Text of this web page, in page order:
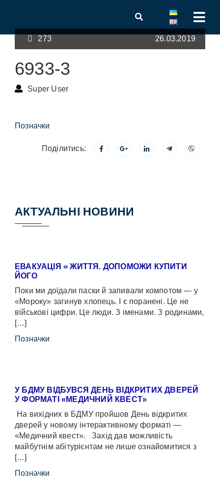
273 26.03.2019
6933-3
Super User
Позначки
Поділитись:
АКТУАЛЬНІ НОВИНИ
ЕВАКУАЦІЯ = ЖИТТЯ. ДОПОМОЖИ КУПИТИ
ЙОГО
Поки ми доїдали паски й запивали компотом — у
«Мороку» загинув хлопець. І є поранені. Це не
військові цифри. Це люди. З іменами. З родинами,
[…]
Позначки
У БДМУ ВІДБУВСЯ ДЕНЬ ВІДКРИТИХ ДВЕРЕЙ
У ФОРМАТІ «МЕДИЧНИЙ КВЕСТ»
На вихідних в БДМУ пройшов День відкритих
дверей у новому інтерактивному форматі —
«Медичний квест». Захід дав можливість
майбутнім абітурієнтам не лише ознайомитися з
[…]
Позначки